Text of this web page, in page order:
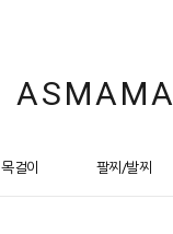
ASMAMA
목걸이 팔찌/발찌